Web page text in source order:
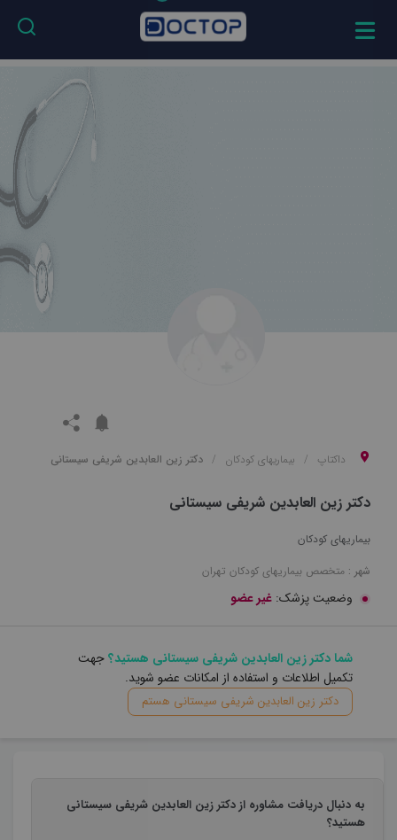
داکتاپ بیماریهای کودکان دکتر زین العابدین شریفی سیستانی
دکتر زین العابدین شریفی سیستانی
بیماریهای کودکان
شهر : متخصص بیماریهای کودکان تهران
وضعیت پزشک: غیر عضو
شما دکتر زین العابدین شریفی سیستانی هستید؟جهت
تکمیل اطلاعات و استفاده از امکانات عضو شوید.
دکتر زین العابدین شریفی سیستانی هستم
به دنبال دریافت مشاوره از دکتر زین العابدین شریفی سیستانی
هستید؟